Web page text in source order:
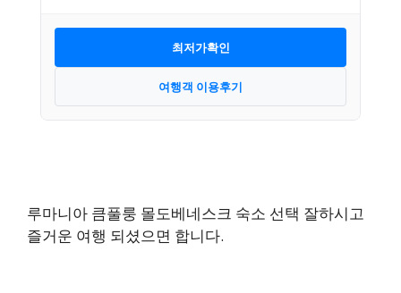
최저가확인
여행객 이용후기
루마니아 큼풀룽 몰도베네스크 숙소 선택 잘하시고
즐거운 여행 되셨으면 합니다.